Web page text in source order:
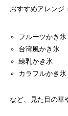
おすすめアレンジ：
フルーツかき氷
台湾風かき氷
練乳かき氷
カラフルかき氷
など、見た目の華